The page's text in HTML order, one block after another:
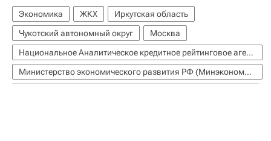
Экономика ЖКХ
Иркутская область
Чукотский автономный округ
Москва
Национальное Аналитическое кредитное рейтинговое агентство (АКРА)
Министерство экономического развития РФ (Минэкономразвития России)